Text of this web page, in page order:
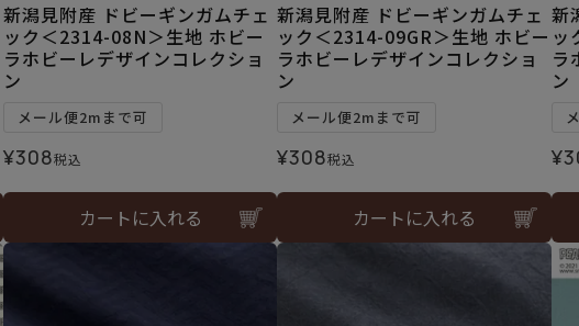
新潟見附産 ドビーギンガムチェ
ック＜2314-08N＞生地 ホビー
ラホビーレデザインコレクショ
ン
メール便2mまで可
¥308税込
カートに入れる
新潟見附産 ドビーギンガムチェ
ック＜2314-09GR＞生地 ホビー
ラホビーレデザインコレクショ
ン
メール便2mまで可
¥308税込
カートに入れる
新
ッ
ラ
ン
¥